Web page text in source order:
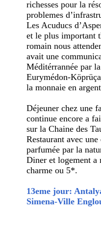
richesses pour la
problemes
Les Acuducs
et le plus important
romain nous
avait une
Méditérrannée par
Eurymédon-
la monnaie en
Déjeuner chez une
continue encore a
sur la Chaine des
Restaurant avec
parfumée par la
Diner et logement a
charme ou 5*.
13eme jour:
Simena-Ville